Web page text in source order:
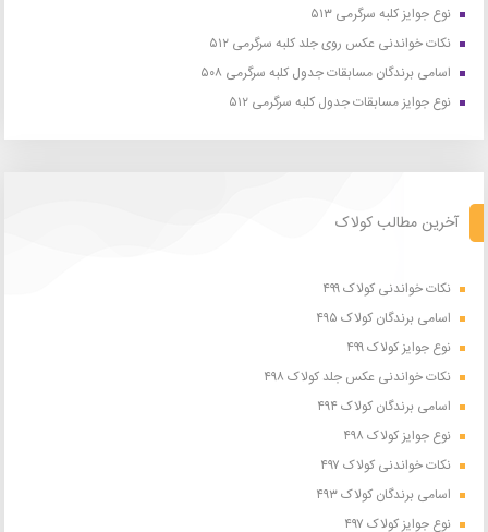
نوع جوایز کلبه سرگرمی ۵۱۳
نکات خواندنی عکس روی جلد کلبه سرگرمی ۵۱۲
اسامی برندگان مسابقات جدول کلبه سرگرمی ۵۰۸
نوع جوایز مسابقات جدول کلبه سرگرمی ۵۱۲
آخرین مطالب کولاک
نکات خواندنی کولاک ۴۹۹
اسامی برندگان کولاک ۴۹۵
نوع جوایز کولاک ۴۹۹
نکات خواندنی عکس جلد کولاک ۴۹۸
اسامی برندگان کولاک ۴۹۴
نوع جوایز کولاک ۴۹۸
نکات خواندنی کولاک ۴۹۷
اسامی برندگان کولاک ۴۹۳
نوع جوایز کولاک ۴۹۷